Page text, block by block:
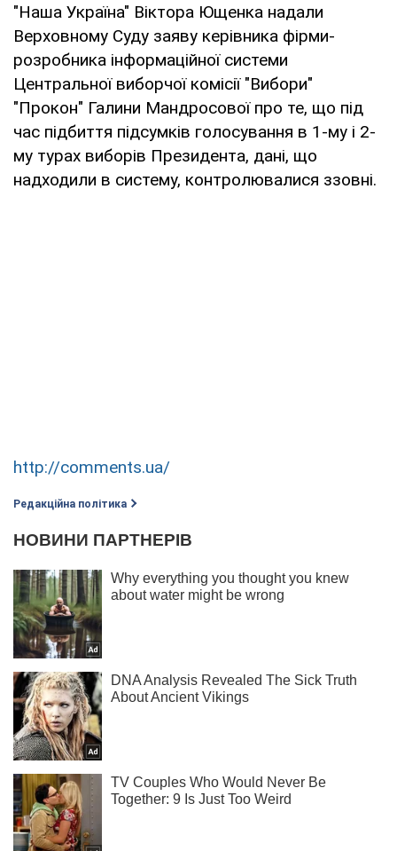
"Наша Україна" Віктора Ющенка надали
Верховному Суду заяву керівника фірми-
розробника інформаційної системи
Центральної виборчої комісії "Вибори"
"Прокон" Галини Мандросової про те, що під
час підбиття підсумків голосування в 1-му і 2-
му турах виборів Президента, дані, що
надходили в систему, контролювалися ззовні.
http://comments.ua/
Редакційна політика